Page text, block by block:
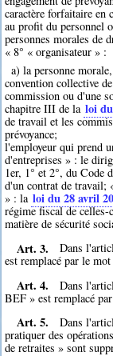
caractère forfaitaire en
au profit du personnel
personnes morales de
« 8° « organisateur » :
a) la personne
convention collective
commission ou d'une
chapitre III de la loi
de travail et les
prévoyance;
l'employeur qui prend
d'entreprises » : le
1er, 1° et 2°, du Code
d'un contrat de travail;
» : la loi du 28 avril
régime fiscal de celles-
matière de sécurité
Art. 3.
Dans
est remplacé par le
Art. 4.
Dans
BEF » est remplacé
Art. 5.
Dans
pratiquer des
de retraites » sont